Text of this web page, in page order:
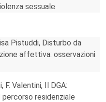
sessuale
Pistuddi, Disturbo da
affettiva: osservazioni
F. Valentini, Il DGA:
residenziale